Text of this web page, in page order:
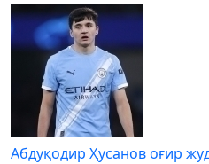
Абдуқодир Ҳусанов оғир